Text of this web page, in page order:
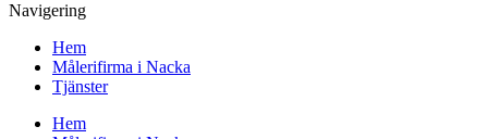
Navigering
Hem
Målerifirma i Nacka
Tjänster
Hem